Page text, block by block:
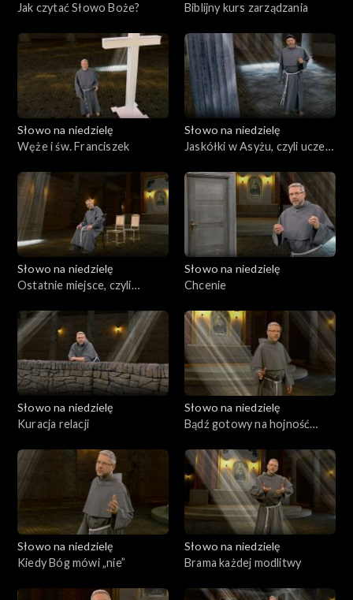
Jak czytać Słowo Boże?
Biblijny kurs zarządzania
Słowo na niedzielę
Węże i św. Franciszek
Słowo na niedzielę
Jaskółki w Asyżu, czyli uczeń
Słowo na niedzielę
Ostatnie miejsce, czyli
Słowo na niedzielę
Chcenie
Słowo na niedzielę
Kuracja relacji
Słowo na niedzielę
Bądź gotowy na hojność
Słowo na niedzielę
Kiedy Bóg mówi „nie”
Słowo na niedzielę
Brama każdej modlitwy